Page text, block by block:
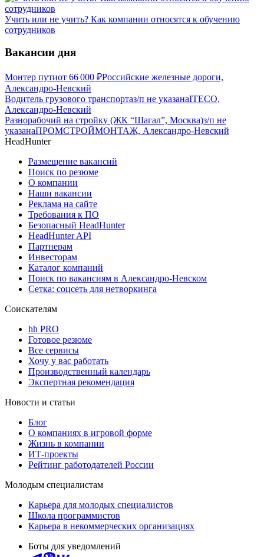
Учить или не учить? Как компании относятся к обучению
сотрудников
Вакансии дня
Монтер путиот 66 000 ₽Российские железные дороги,
Александро-Невский
Водитель грузового транспортаз/п не указанаITECO,
Александро-Невский
Разнорабочий на стройку (ЖК “Шагал”, Москва)з/п не
указанаПРОМСТРОЙМОНТАЖ, Александро-Невский
HeadHunter
Размещение вакансий
Поиск по резюме
О компании
Наши вакансии
Реклама на сайте
Требования к ПО
Безопасный HeadHunter
HeadHunter API
Партнерам
Инвесторам
Каталог компаний
Поиск по вакансиям в Александро-Невском
Сетка: соцсеть для нетворкинга
Соискателям
hh PRO
Готовое резюме
Все сервисы
Хочу у вас работать
Производственный календарь
Экспертная рекомендация
Новости и статьи
Блог
О компаниях в игровой форме
Жизнь в компании
ИТ-проекты
Рейтинг работодателей России
Молодым специалистам
Карьера для молодых специалистов
Школа программистов
Карьера в некоммерческих организациях
Боты для уведомлений